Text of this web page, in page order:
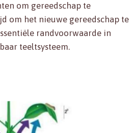
om gereedschap te
om het nieuwe gereedschap te
randvoorwaarde in
teeltsysteem.